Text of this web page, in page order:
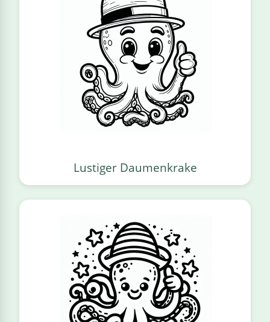
Lustiger Daumenkrake